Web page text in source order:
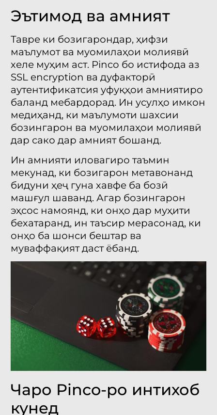
Эътимод ва амният
Тавре ки бозигарондар, ҳифзи
маълумот ва муомилаҳои молиявӣ
хеле муҳим аст. Pinco бо истифода аз
SSL encryption ва дуфакторӣ
аутентификатсия уфуқҳои амниятиро
баланд мебардорад. Ин усулҳо имкон
медиҳанд, ки маълумоти шахсии
бозингарон ва муомилаҳои молиявӣ
дар сако дар амният бошанд.
Ин амнияти иловагиро таъмин
мекунад, ки бозигарон метавонанд
бидуни ҳеҷ гуна хавфе ба бозӣ
машғул шаванд. Агар бозингарон
эҳсос намоянд, ки онҳо дар муҳити
бехатаранд, ин таъсир мерасонад, ки
онҳо ба шонси бештар ва
муваффақият даст ёбанд.
Чаро Pinco-ро интихоб
кунед